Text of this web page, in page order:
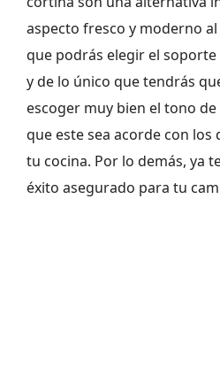
aspecto fresco y moderno
que podrás elegir el
y de lo único que tendrás
escoger muy bien el tono
que este sea acorde con los
tu cocina. Por lo demás, ya
éxito asegurado para tu